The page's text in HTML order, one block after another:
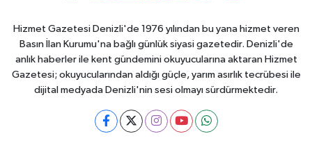
Hizmet Gazetesi Denizli'de 1976 yılından bu yana hizmet veren
Basın İlan Kurumu'na bağlı günlük siyasi gazetedir. Denizli'de
anlık haberler ile kent gündemini okuyucularına aktaran Hizmet
Gazetesi; okuyucularından aldığı güçle, yarım asırlık tecrübesi ile
dijital medyada Denizli'nin sesi olmayı sürdürmektedir.